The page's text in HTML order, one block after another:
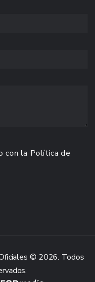
con la Política de
© 2026. Todos